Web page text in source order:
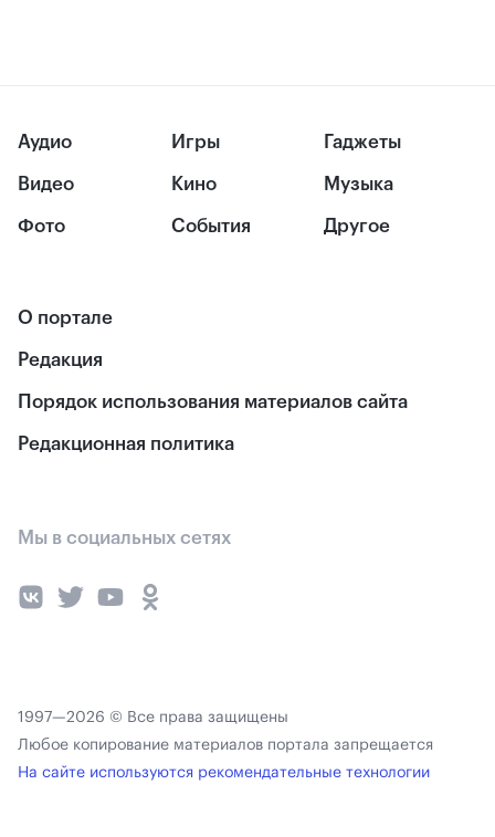
Аудио
Видео
Фото
Игры
Кино
События
Гаджеты
Музыка
Другое
О портале
Редакция
Порядок использования материалов сайта
Редакционная политика
Мы в социальных сетях
1997—2026 © Все права защищены
Любое копирование материалов портала запрещается
На сайте используются рекомендательные технологии